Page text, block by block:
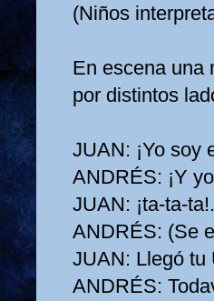
(Niños
En escena una
por distintos
JUAN: ¡Yo soy
ANDRÉS: ¡Y
JUAN:
ANDRÉS: (Se
JUAN: Llegó tu
ANDRÉS: